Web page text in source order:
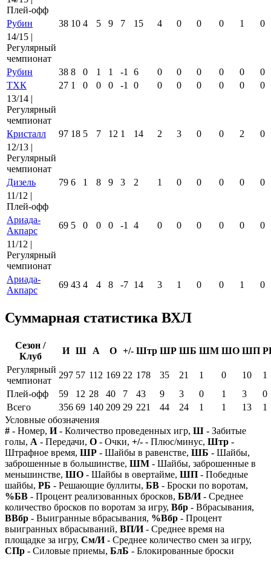
Плей-офф
Рубин
38 10 4 5 9 7 15 4 0 0 0 1
0
14/15 |
Регулярный
чемпионат
Рубин
38 8 0 1 1 -1 6 0 0 0 0 0
0
ТХК
27 1 0 0 0 -1 0 0 0 0 0 0
0
13/14 |
Регулярный
чемпионат
Кристалл
97 18 5 7 12 1 14 2 3 0 0 2
0
12/13 |
Регулярный
чемпионат
Дизель
79 6 1 8 9 3 2 1 0 0 0 0
0
11/12 |
Плей-офф
Ариада-
Акпарс
69 5 0 0 0 -1 4 0 0 0 0 0
0
11/12 |
Регулярный
чемпионат
Ариада-
Акпарс
69 43 4 4 8 -7 14 3 1 0 0 1 0
Суммарная статистика ВХЛ
Сезон /
Клуб
И Ш А О +/- Штр ШР ШБ ШМ ШО ШП
Регулярный
чемпионат
297 57 112 169 22 178 35 21 1 0 10
1
Плей-офф
59 12 28 40 7 43 9 3 0 1 3
0
Всего
356 69 140 209 29 221 44 24 1 1 13
1
Условные обозначения
# - Номер, И- Количество проведенных игр, Ш - Забитые
голы, А - Передачи, О - Очки, +/- - Плюс/минус, Штр -
Штрафное время, ШР - Шайбы в равенстве, ШБ - Шайбы,
заброшенные в большинстве, ШМ - Шайбы, заброшенные в
меньшинстве, ШО - Шайбы в овертайме, ШП - Победные
шайбы, РБ - Решающие буллиты, БВ - Броски по воротам,
%БВ - Процент реализованных бросков, БВ/И- Среднее
количество бросков по воротам за игру, Вбр - Вбрасывания,
ВВбр - Выигранные вбрасывания, %Вбр - Процент
выигранных вбрасываний, ВП/И- Среднее время на
площадке за игру, См/И- Среднее количество смен за игру,
СПр - Силовые приемы, БлБ - Блокированные броски